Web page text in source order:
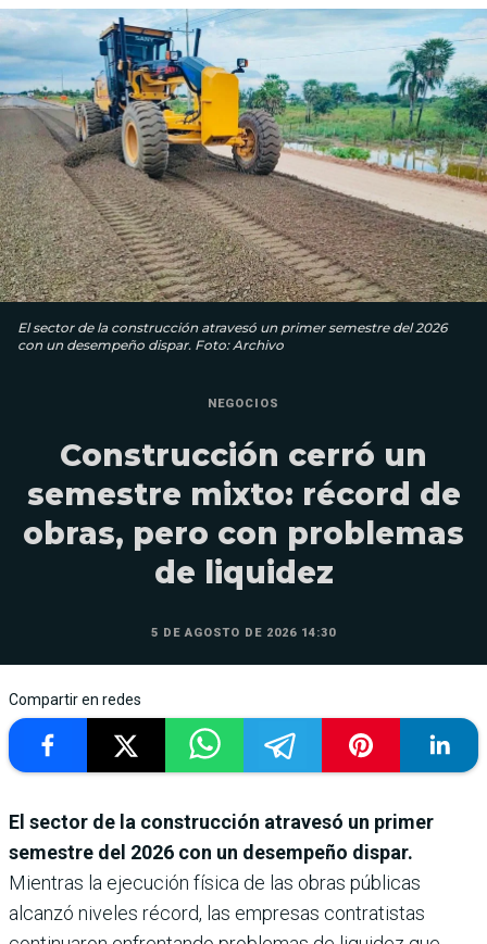
El sector de la construcción atravesó un primer semestre del 2026
con un desempeño dispar. Foto: Archivo
NEGOCIOS
Construcción cerró un
semestre mixto: récord de
obras, pero con problemas
de liquidez
5 DE AGOSTO DE 2026 14:30
Compartir en redes
El sector de la construcción atravesó un primer
semestre del 2026 con un desempeño dispar.
Mientras la ejecución física de las obras públicas
alcanzó niveles récord, las empresas contratistas